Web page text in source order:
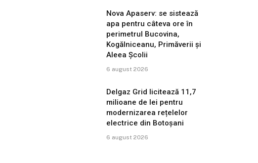
Nova Apaserv: se sistează
apa pentru câteva ore în
perimetrul Bucovina,
Kogălniceanu, Primăverii și
Aleea Școlii
6 august 2026
Delgaz Grid licitează 11,7
milioane de lei pentru
modernizarea rețelelor
electrice din Botoșani
6 august 2026